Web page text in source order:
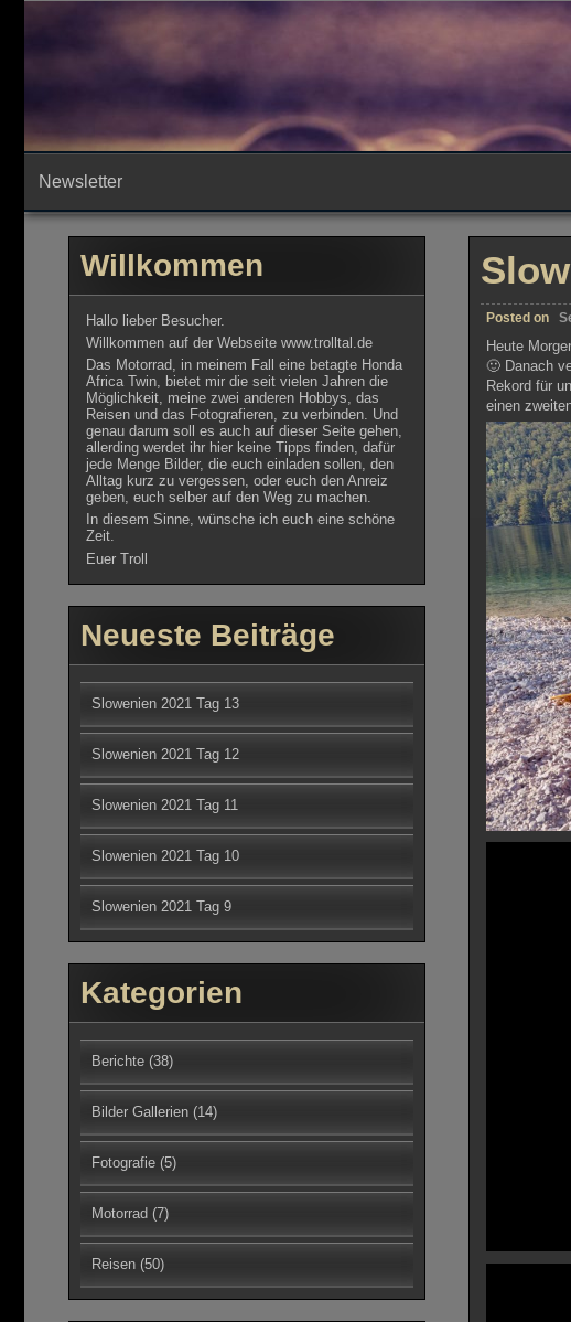
Newsletter
Posted on
Heute
🙂 Danach
Rekord für
einen
Willkommen
Hallo lieber Besucher.
Willkommen auf der Webseite www.trolltal.de
Das Motorrad, in meinem Fall eine betagte Honda
Africa Twin, bietet mir die seit vielen Jahren die
Möglichkeit, meine zwei anderen Hobbys, das
Reisen und das Fotografieren, zu verbinden. Und
genau darum soll es auch auf dieser Seite gehen,
allerding werdet ihr hier keine Tipps finden, dafür
jede Menge Bilder, die euch einladen sollen, den
Alltag kurz zu vergessen, oder euch den Anreiz
geben, euch selber auf den Weg zu machen.
In diesem Sinne, wünsche ich euch eine schöne
Zeit.
Euer Troll
Neueste Beiträge
Slowenien 2021 Tag 13
Slowenien 2021 Tag 12
Slowenien 2021 Tag 11
Slowenien 2021 Tag 10
Slowenien 2021 Tag 9
Kategorien
Berichte (38)
Bilder Gallerien (14)
Fotografie (5)
Motorrad (7)
Reisen (50)